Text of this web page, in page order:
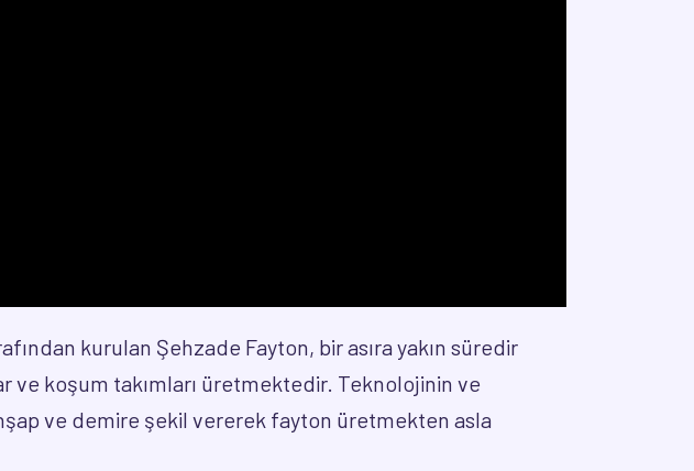
kurulan Şehzade Fayton, bir asıra yakın süredir
koşum takımları üretmektedir. Teknolojinin ve
ve demire şekil vererek fayton üretmekten asla